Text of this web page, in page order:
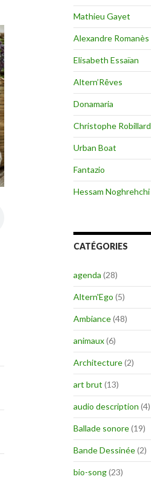
Mathieu Gayet
Alexandre Romanès
Elisabeth Essaïan
Altern’Rêves
Donamaria
Christophe Robillard
Urban Boat
Fantazio
Hessam Noghrehchi
CATÉGORIES
agenda (28)
Altern'Ego (5)
Ambiance(48)
animaux(6)
Architecture(2)
art brut (13)
audio description (4)
Ballade sonore(19)
Bande Dessinée(2)
bio-song(23)